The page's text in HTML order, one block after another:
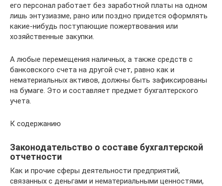
его персонал работает без заработной платы на одном
лишь энтузиазме, рано или поздно придется оформлять
какие-нибудь поступающие пожертвования или
хозяйственные закупки.
А любые перемещения наличных, а также средств с
банковского счета на другой счет, равно как и
нематериальных активов, должны быть зафиксированы
на бумаге. Это и составляет предмет бухгалтерского
учета.
К содержанию
Законодательство о составе бухгалтерской
отчетности
Как и прочие сферы деятельности предприятий,
связанных с деньгами и нематериальными ценностями,